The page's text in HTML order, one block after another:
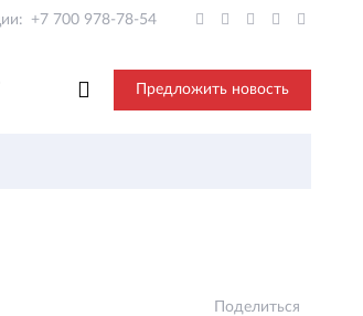
+7 700 978-78-54
Предложить новость
Поделиться